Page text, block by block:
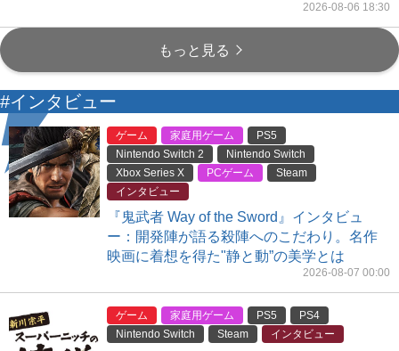
2026-08-06 18:30
もっと見る
#インタビュー
ゲーム 家庭用ゲーム
PS5
Nintendo Switch 2
Nintendo Switch
Xbox Series X
PCゲーム
Steam
インタビュー
『鬼武者 Way of the Sword』インタビュ
ー：開発陣が語る殺陣へのこだわり。名作
映画に着想を得た"静と動”の美学とは
2026-08-07 00:00
ゲーム 家庭用ゲーム PS5
PS4
Nintendo Switch
Steam インタビュー